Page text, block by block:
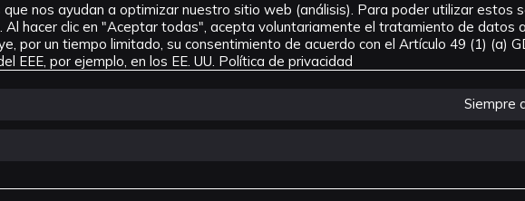
nos ayudan a optimizar nuestro sitio web (análisis). Para poder utilizar estos
Al hacer clic en "Aceptar todas", acepta voluntariamente el tratamiento de datos
por un tiempo limitado, su consentimiento de acuerdo con el Artículo 49 (1) (a)
EEE, por ejemplo, en los EE. UU. Política de privacidad
Siempre